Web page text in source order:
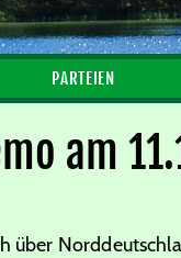
PARTEIEN
am
über